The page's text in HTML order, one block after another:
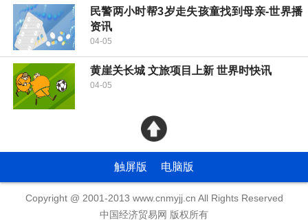
民警两小时帮3岁走失孩童找到母亲-世界播
资讯
04-05
黄崖关长城 文旅项目上新 世界时快讯
04-05
触屏版 电脑版
Copyright @ 2001-2013 www.cnmyjj.cn All Rights Reserved
中国经济贸易网 版权所有